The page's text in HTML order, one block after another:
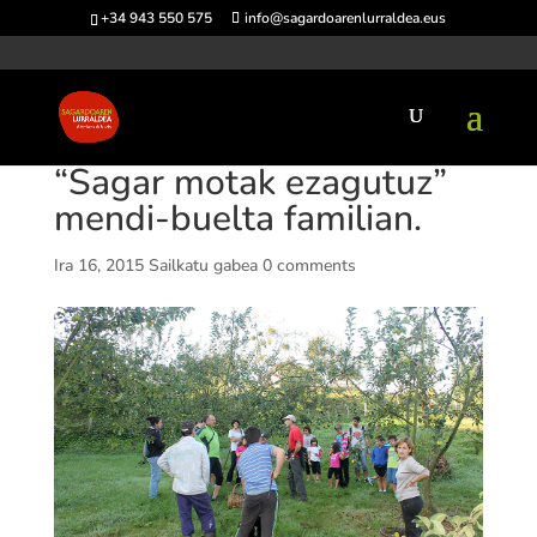
+34 943 550 575 info@sagardoarenlurraldea.eus
“Sagar motak ezagutuz”
mendi-buelta familian.
Ira 16, 2015 Sailkatu gabea 0 comments